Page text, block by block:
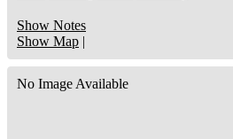
Show Notes
Show Map |
No Image Available